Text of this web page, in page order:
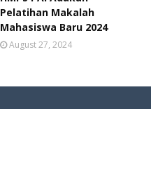
Pelatihan Makalah
Mahasiswa Baru 2024
August 27, 2024